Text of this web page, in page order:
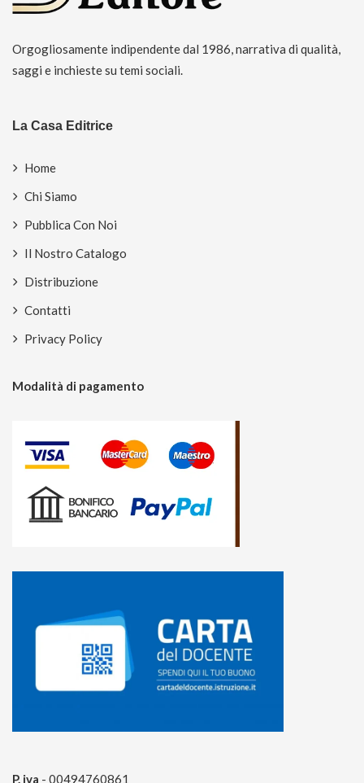
Orgogliosamente indipendente dal 1986, narrativa di qualità,
saggi e inchieste su temi sociali.
La Casa Editrice
Home
Chi Siamo
Pubblica Con Noi
Il Nostro Catalogo
Distribuzione
Contatti
Privacy Policy
Modalità di pagamento
P. iva - 00494760861